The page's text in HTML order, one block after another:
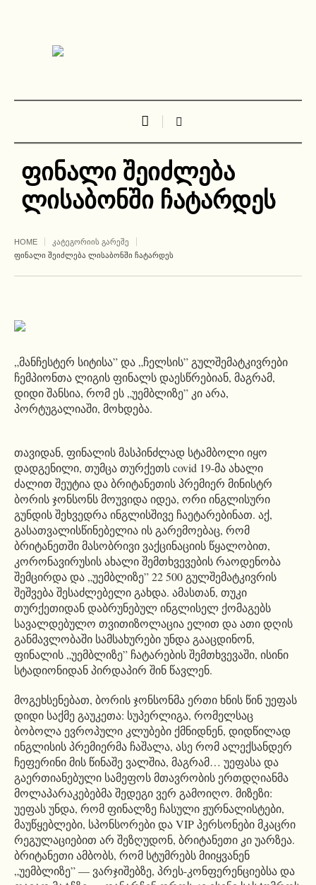
ფინალი შეიძლება
ლისაბონში ჩატარდეს
HOME
ᲙᲐᲢᲔᲒᲝᲠᲘᲘᲡ ᲒᲐᲠᲔᲨᲔ
ᲤᲘᲜᲐᲚᲘ ᲨᲔᲘᲫᲚᲔᲑᲐ ᲚᲘᲡᲐᲑᲝᲜᲨᲘ ᲩᲐᲢᲐᲠᲓᲔᲡ
„მანჩესტერ სიტისა” და „ჩელსის” გულშემატკივრები
ჩემპიონთა ლიგის ფინალს დაესწრებიან, მაგრამ,
დიდი შანსია, რომ ეს „უემბლიზე” კი არა,
პორტუგალიაში, მოხდება.
თავიდან, ფინალის მასპინძლად სტამბოლი იყო
დადგენილი, თუმცა თურქეთს covid 19-მა ახალი
ძალით შეუტია და ბრიტანეთის პრემიერ მინისტრ
ბორის ჯონსონს მოუვიდა იდეა, ორი ინგლისური
გუნდის შეხვედრა ინგლისშივე ჩაეტარებინათ. აქ,
გასათვალისწინებელია ის გარემოებაც, რომ
ბრიტანეთში მასობრივი ვაქცინაციის წყალობით,
კორონავირუსის ახალი შემთხვევების რაოდენობა
შემცირდა და „უემბლიზე” 22 500 გულშემატკივრის
შეშვება შესაძლებელი გახდა. ამასთან, თუკი
თურქეთიდან დაბრუნებულ ინგლისელ ქომაგებს
სავალდებულო თვითიზოლაცია ელით და ათი დღის
განმავლობაში სამსახურები უნდა გააცდინონ,
ფინალის „უემბლიზე” ჩატარების შემთხვევაში, ისინი
სტადიონიდან პირდაპირ შინ წავლენ.
მოგეხსენებათ, ბორის ჯონსონმა ერთი ხნის წინ უეფას
დიდი საქმე გაუკეთა: სუპერლიგა, რომელსაც
ბობოლა ევროპული კლუბები ქმნიდნენ, დიდწილად
ინგლისის პრემიერმა ჩაშალა, ასე რომ ალექსანდერ
ჩეფერინი მის წინაშე ვალშია, მაგრამ… უეფასა და
გაერთიანებული სამეფოს მთავრობის ერთდღიანმა
მოლაპარაკებებმა შედეგი ვერ გამოიღო. მიზეზი:
უეფას უნდა, რომ ფინალზე ჩასული ჟურნალისტები,
მაუწყებლები, სპონსორები და VIP პერსონები მკაცრი
რეგულაციებით არ შეზღუდონ, ბრიტანეთი კი უარზეა.
ბრიტანეთი ამბობს, რომ სტუმრებს მიიყვანენ
„უემბლიზე” — ვარჯიშებზე, პრეს-კონფერენციებსა და